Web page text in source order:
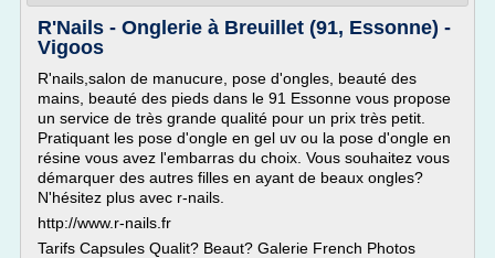
R'Nails - Onglerie à Breuillet (91, Essonne) -
Vigoos
R'nails,salon de manucure, pose d'ongles, beauté des
mains, beauté des pieds dans le 91 Essonne vous propose
un service de très grande qualité pour un prix très petit.
Pratiquant les pose d'ongle en gel uv ou la pose d'ongle en
résine vous avez l'embarras du choix. Vous souhaitez vous
démarquer des autres filles en ayant de beaux ongles?
N'hésitez plus avec r-nails.
http://www.r-nails.fr
Tarifs Capsules Qualit? Beaut? Galerie French Photos